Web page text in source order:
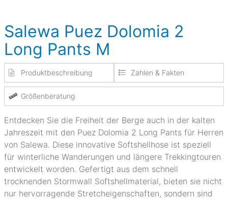
Salewa Puez Dolomia 2
Long Pants M
Produktbeschreibung Zahlen & Fakten
Größenberatung
Entdecken Sie die Freiheit der Berge auch in der kalten
Jahreszeit mit den Puez Dolomia 2 Long Pants für Herren
von Salewa. Diese innovative Softshellhose ist speziell
für winterliche Wanderungen und längere Trekkingtouren
entwickelt worden. Gefertigt aus dem schnell
trocknenden Stormwall Softshellmaterial, bieten sie nicht
nur hervorragende Stretcheigenschaften, sondern sind